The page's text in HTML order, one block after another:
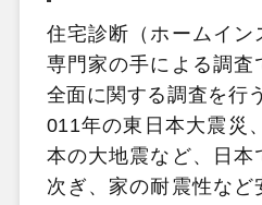
住宅診断（ホームイン
専門家の手による調査
全面に関する調査を行
011年の東日本大震災
本の大地震など、日本
次ぎ、家の耐震性な